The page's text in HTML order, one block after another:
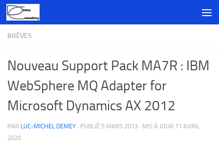
Skip to content
BRÈVES
Nouveau Support Pack MA7R : IBM
WebSphere MQ Adapter for
Microsoft Dynamics AX 2012
PAR LUC-MICHEL DEMEY · PUBLIÉ 5 MARS 2013 · MIS À JOUR 11 AVRIL
2020